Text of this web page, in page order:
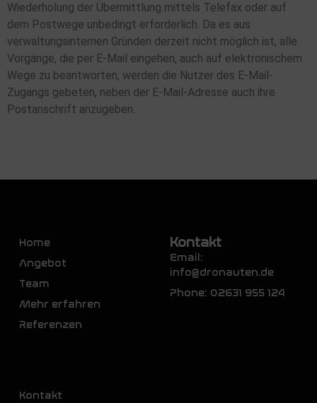
Wiederholung der Übermittlung mittels Telefax oder auf
dem Postwege unbedingt erforderlich. Da es aus
verwaltungsinternen Gründen derzeit nicht möglich ist, alle
Vorgänge, die per E-Mail eingehen, auch auf elektronischem
Wege zu beantworten, werden die Nutzer des E-Mail-
Zugangs gebeten, neben der E-Mail-Adresse auch ihre
Postanschrift anzugeben.
Home
Angebot
Team
Mehr erfahren
Referenzen
Kontakt
Email:
info@dronauten.de
Phone: 02631 955 124
Kontakt